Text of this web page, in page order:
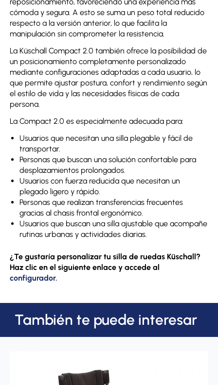
cómoda y segura. A esto se suma un peso total reducido
respecto a la versión anterior, lo que facilita la
manipulación sin comprometer la resistencia.
La Küschall Compact 2.0 también ofrece la posibilidad de
un posicionamiento completamente personalizado
mediante configuraciones adaptadas a cada usuario, lo
que permite ajustar postura, confort y rendimiento según
el estilo de vida y las necesidades físicas de cada
persona.
La Compact 2.0 es especialmente adecuada para:
Usuarios que necesitan una silla plegable y fácil de
transportar.
Personas que buscan una solución confortable para
desplazamientos prolongados.
Usuarios con fuerza reducida que necesitan un
plegado ligero y rápido.
Personas que realizan transferencias frecuentes
gracias al chasis frontal ergonómico.
Usuarios que buscan una silla ajustable que acompañe
rutinas urbanas y actividades diarias.
¿Te gustaría personalizar tu silla de ruedas Küschall?
Haz clic en el siguiente enlace y accede al
configurador.
También te puede interesar